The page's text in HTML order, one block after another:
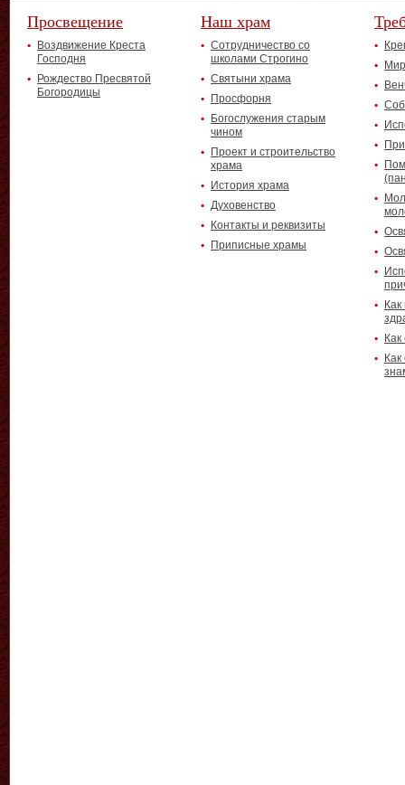
Просвещение
Воздвижение Креста
Господня
Рождество Пресвятой
Богородицы
Наш храм
Сотрудничество со
школами Строгино
Святыни храма
Просфорня
Богослужения старым
чином
Проект и строительство
храма
История храма
Духовенство
Контакты и реквизиты
Приписные храмы
Как